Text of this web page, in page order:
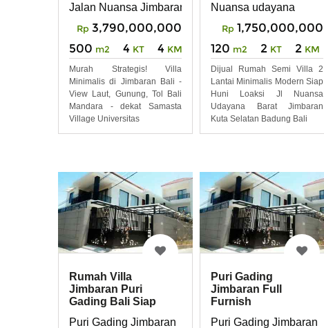
Jalan Nuansa Jimbaran
Rp 3,790,000,000
500 m2 4 KT 4 KM
Murah Strategis! Villa
Minimalis di Jimbaran Bali -
View Laut, Gunung, Tol Bali
Mandara - dekat Samasta
Village Universitas
Nuansa udayana
Rp 1,750,000,000
120 m2 2 KT 2 KM
Dijual Rumah Semi Villa 2
Lantai Minimalis Modern Siap
Huni Loaksi Jl Nuansa
Udayana Barat Jimbaran
Kuta Selatan Badung Bali
Rumah Villa
Jimbaran Puri
Gading Bali Siap
Puri Gading Jimbaran
Puri Gading
Jimbaran Full
Furnish
Puri Gading Jimbaran